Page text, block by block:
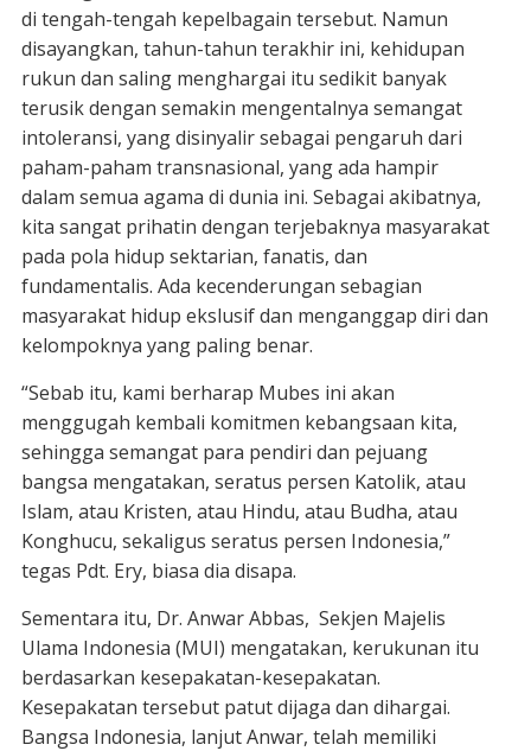
di tengah-tengah kepelbagain tersebut. Namun
disayangkan, tahun-tahun terakhir ini, kehidupan
rukun dan saling menghargai itu sedikit banyak
terusik dengan semakin mengentalnya semangat
intoleransi, yang disinyalir sebagai pengaruh dari
paham-paham transnasional, yang ada hampir
dalam semua agama di dunia ini. Sebagai akibatnya,
kita sangat prihatin dengan terjebaknya masyarakat
pada pola hidup sektarian, fanatis, dan
fundamentalis. Ada kecenderungan sebagian
masyarakat hidup ekslusif dan menganggap diri dan
kelompoknya yang paling benar.
“Sebab itu, kami berharap Mubes ini akan
menggugah kembali komitmen kebangsaan kita,
sehingga semangat para pendiri dan pejuang
bangsa mengatakan, seratus persen Katolik, atau
Islam, atau Kristen, atau Hindu, atau Budha, atau
Konghucu, sekaligus seratus persen Indonesia,”
tegas Pdt. Ery, biasa dia disapa.
Sementara itu, Dr. Anwar Abbas, Sekjen Majelis
Ulama Indonesia (MUI) mengatakan, kerukunan itu
berdasarkan kesepakatan-kesepakatan.
Kesepakatan tersebut patut dijaga dan dihargai.
Bangsa Indonesia, lanjut Anwar, telah memiliki